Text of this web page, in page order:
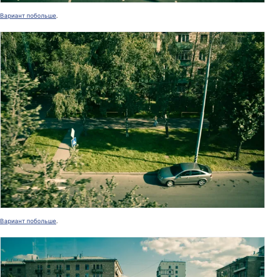
Вариант побольше.
Вариант побольше.